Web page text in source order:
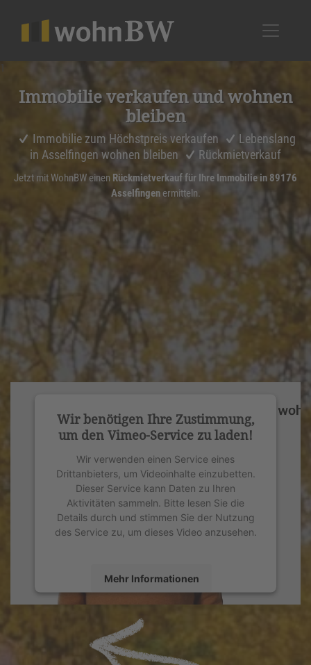
Immobilie verkaufen und wohnen
bleiben
Immobilie zum Höchstpreis verkaufen
Lebenslang
in Asselfingen wohnen bleiben
Rückmietverkauf
Jetzt mit WohnBW einen Rückmietverkauf für Ihre Immobilie in 89176
Asselfingenermitteln.
Wir benötigen Ihre Zustimmung,
um den Vimeo-Service zu laden!
Wir verwenden einen Service eines
Drittanbieters, um Videoinhalte einzubetten.
Dieser Service kann Daten zu Ihren
Aktivitäten sammeln. Bitte lesen Sie die
Details durch und stimmen Sie der Nutzung
des Service zu, um dieses Video anzusehen.
Mehr Informationen
powered by
Management Platform